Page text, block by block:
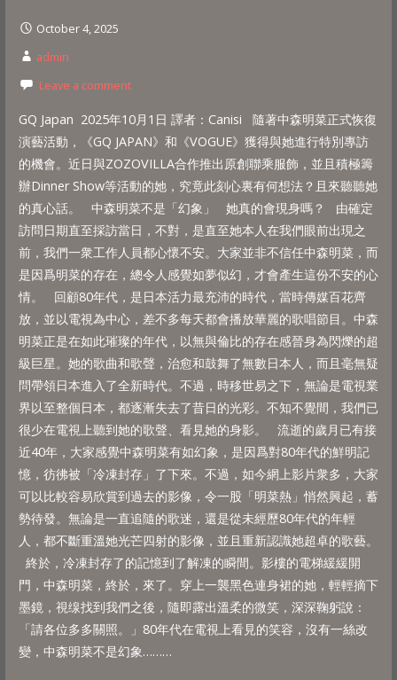
October 4, 2025
admin
Leave a comment
GQ Japan 2025年10月1日 譯者：Canisi 隨著中森明菜正式恢復
演藝活動，《GQ JAPAN》和《VOGUE》獲得與她進行特別專訪
的機會。近日與ZOZOVILLA合作推出原創聯乘服飾，並且積極籌
辦Dinner Show等活動的她，究竟此刻心裏有何想法？且來聽聽她
的真心話。 中森明菜不是「幻象」 她真的會現身嗎？ 由確定
訪問日期直至採訪當日，不對，是直至她本人在我們眼前出現之
前，我們一衆工作人員都心懷不安。大家並非不信任中森明菜，而
是因爲明菜的存在，總令人感覺如夢似幻，才會產生這份不安的心
情。 回顧80年代，是日本活力最充沛的時代，當時傳媒百花齊
放，並以電視為中心，差不多每天都會播放華麗的歌唱節目。中森
明菜正是在如此璀璨的年代，以無與倫比的存在感晉身為閃爍的超
級巨星。她的歌曲和歌聲，治愈和鼓舞了無數日本人，而且毫無疑
問帶領日本進入了全新時代。不過，時移世易之下，無論是電視業
界以至整個日本，都逐漸失去了昔日的光彩。不知不覺間，我們已
很少在電視上聽到她的歌聲、看見她的身影。 流逝的歲月已有接
近40年，大家感覺中森明菜有如幻象，是因爲對80年代的鮮明記
憶，彷彿被「冷凍封存」了下來。不過，如今網上影片衆多，大家
可以比較容易欣賞到過去的影像，令一股「明菜熱」悄然興起，蓄
勢待發。無論是一直追隨的歌迷，還是從未經歷80年代的年輕
人，都不斷重溫她光芒四射的影像，並且重新認識她超卓的歌藝。
終於，冷凍封存了的記憶到了解凍的瞬間。影樓的電梯緩緩開
門，中森明菜，終於，來了。穿上一襲黑色連身裙的她，輕輕摘下
墨鏡，視缐找到我們之後，隨即露出溫柔的微笑，深深鞠躬說：
「請各位多多關照。」80年代在電視上看見的笑容，沒有一絲改
變，中森明菜不是幻象………